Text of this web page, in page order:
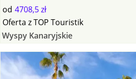
od 4708,5 zł
Oferta zTOP Touristik
Wyspy Kanaryjskie